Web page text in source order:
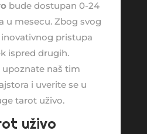
bude dostupan 0-24
u mesecu. Zbog svog
pristupa
ispred drugih.
upoznate naš tim
i uverite se u
tarot uživo.
uživo